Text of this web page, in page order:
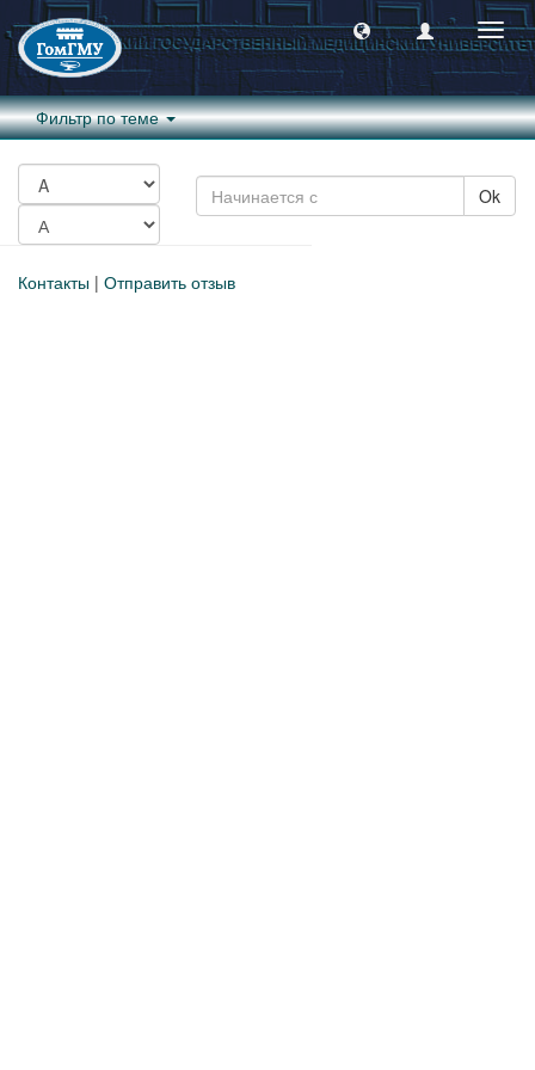
Фильтр по теме
Ok
Контакты | Отправить отзыв